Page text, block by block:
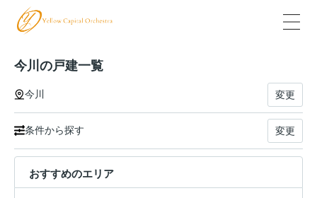
今川の戸建一覧
今川 変更
条件から探す 変更
おすすめのエリア